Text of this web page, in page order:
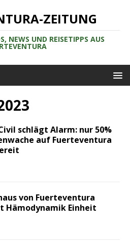
ZEITUNG
NEWS UND REISETIPPS AUS
schlägt Alarm: nur 50%
auf Fuerteventura
von Fuerteventura
Hämodynamik Einheit